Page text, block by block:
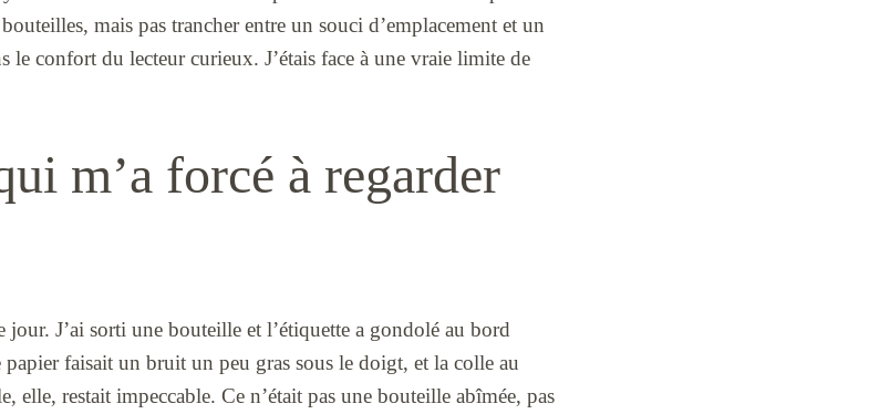
mais pas trancher entre un souci d’emplacement et un
le confort du lecteur curieux. J’étais face à une vraie limite de
m’a forcé à regarder
J’ai sorti une bouteille et l’étiquette a gondolé au bord
faisait un bruit un peu gras sous le doigt, et la colle au
elle, restait impeccable. Ce n’était pas une bouteille abîmée, pas